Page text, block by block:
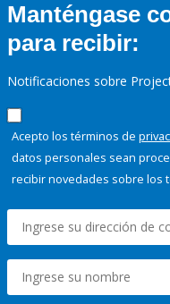
Manténgase
para recibir:
Notificaciones sobre
Acepto los términos de
datos personales sean
recibir novedades sobre los